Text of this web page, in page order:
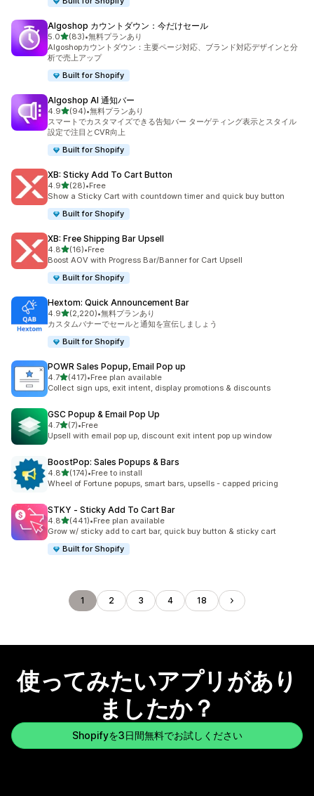
Algoshop カウントダウン：今だけセール
5.05つ星中
(83)
合計レビュー数：83件
•無料プランあり
Algoshopカウントダウン：主要ページ対応、ブランド対応デザインと分
析で売上アップ
Built for Shopify
Algoshop AI 通知バー
4.95つ星中
(94)
合計レビュー数：94件
•無料プランあり
スマートでカスタマイズできる告知バー ターゲティング表示とスタイル
設定で注目とCVR向上
Built for Shopify
XB: Sticky Add To Cart Button
4.95つ星中
(28)
合計レビュー数：28件
•Free
Show a Sticky Cart with countdown timer and quick buy button
Built for Shopify
XB: Free Shipping Bar Upsell
4.85つ星中
(16)
合計レビュー数：16件
•Free
Boost AOV with Progress Bar/Banner for Cart Upsell
Built for Shopify
Hextom: Quick Announcement Bar
4.95つ星中
(2,220)
合計レビュー数：2220件
•無料プランあり
カスタムバナーでセールと通知を宣伝しましょう
Built for Shopify
POWR Sales Popup, Email Pop up
4.75つ星中
(417)
合計レビュー数：417件
•Free plan available
Collect sign ups, exit intent, display promotions & discounts
GSC Popup & Email Pop Up
4.75つ星中
(7)
合計レビュー数：7件
•Free
Upsell with email pop up, discount exit intent pop up window
BoostPop: Sales Popups & Bars
4.85つ星中
(174)
合計レビュー数：174件
•Free to install
Wheel of Fortune popups, smart bars, upsells - capped pricing
STKY ‑ Sticky Add To Cart Bar
4.85つ星中
(441)
合計レビュー数：441件
•Free plan available
Grow w/ sticky add to cart bar, quick buy button & sticky cart
Built for Shopify
1 2 3 4 18
使ってみたいアプリがあり
ましたか？
Shopifyを3日間無料でお試しください